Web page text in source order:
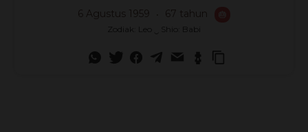
6 Agustus 1959 67 tahun
Zodiak: Leo ‿ Shio: Babi